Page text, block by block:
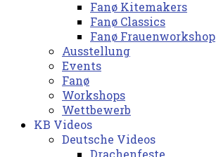
Fanø Kitemakers
Fanø Classics
Fanø Frauenworkshop
Ausstellung
Events
Fanø
Workshops
Wettbewerb
KB Videos
Deutsche Videos
Drachenfeste